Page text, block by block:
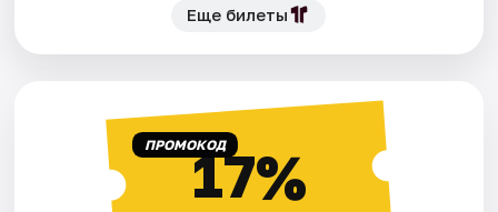
Еще билеты
ПРОМОКОД17%